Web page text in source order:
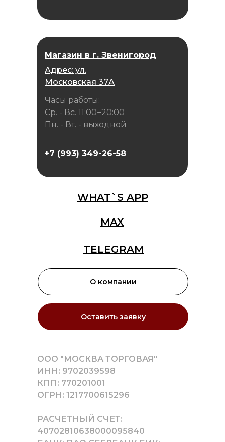
Оставить заявку
О компании
MAX
TELEGRAM
WHAT`S APP
Часы работы:
Ср. - Вс. 11:00−20:00
Пн. - Вт. - выходной
ООО "МОСКВА ТОРГОВАЯ"
ИНН: 9702039598
КПП: 770201001
ОГРН: 1217700615296
РАСЧЕТНЫЙ СЧЕТ:
40702810638000095840
Магазин в г. Звенигород
Адрес: ул.
Московская 37А
+7 (993) 349-26-58